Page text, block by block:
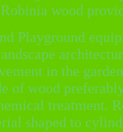
wood
Playground
in the
of wood
treatment.
shaped to